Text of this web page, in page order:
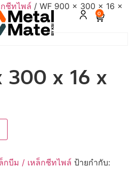
0
ชีทไพล์ / WF 900 x 300 x 16 x
300 x 16 x
กบีม / เหล็กชีทไพล์ ป้ายกำกับ: